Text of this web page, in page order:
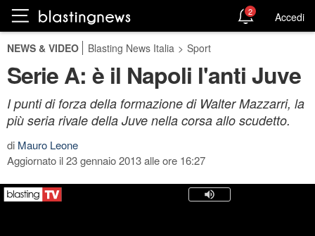
2 Accedi
NEWS & VIDEO Blasting News Italia > Sport
Serie A: è il Napoli l'anti Juve
I punti di forza della formazione di Walter Mazzarri, la
più seria rivale della Juve nella corsa allo scudetto.
di Mauro Leone
Aggiornato il 23 gennaio 2013 alle ore 16:27